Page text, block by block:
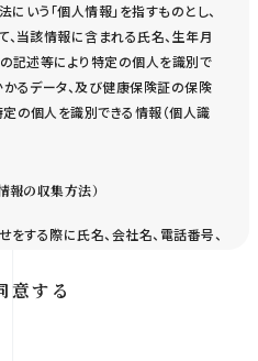
にいう「個人情報」を指すものとし、
当該情報に含まれる氏名、生年月
記述等により特定の個人を識別で
るデータ、及び健康保険証の保険
の個人を識別できる情報（個人識
報の収集方法）
する際に氏名、会社名、電話番号、
ユーザーの個人情報を含む取引記
先（情報提供元、広告主、広告配信
意する